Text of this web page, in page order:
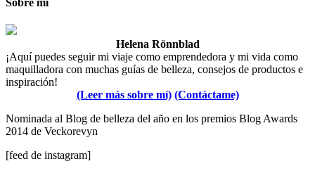
Helena Rönnblad
¡Aquí puedes seguir mi viaje como emprendedora y mi vida como
maquilladora con muchas guías de belleza, consejos de productos e
inspiración!
(Leer más sobre mí) (Contáctame)
Nominada al Blog de belleza del año en los premios Blog Awards
2014 de Veckorevyn
[feed de instagram]